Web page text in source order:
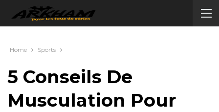
Home Sports
5 Conseils De
Musculation Pour